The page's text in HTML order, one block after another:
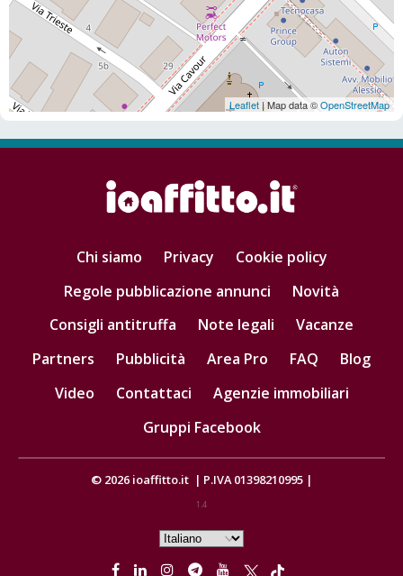
Leaflet| Map data ©OpenStreetMap
Chi siamo Privacy
Cookie policy
Regole pubblicazione annunci
Novità
Consigli antitruffa
Note legali
Vacanze
Partners
Pubblicità Area Pro FAQ
Blog
Video
Contattaci
Agenzie immobiliari
Gruppi Facebook
© 2026 ioaffitto.it | P.IVA 01398210995 |
1.4